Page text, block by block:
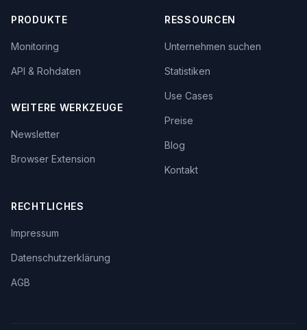
PRODUKTE
Monitoring
API & Rohdaten
WEITERE WERKZEUGE
Newsletter
Browser Extension
RESSOURCEN
Unternehmen suchen
Statistiken
Use Cases
Preise
Blog
Kontakt
RECHTLICHES
Impressum
Datenschutzerklärung
AGB